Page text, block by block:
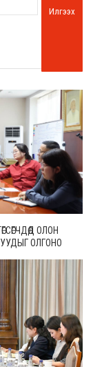
Илгээх
ОЛОН
ОЛГОНО